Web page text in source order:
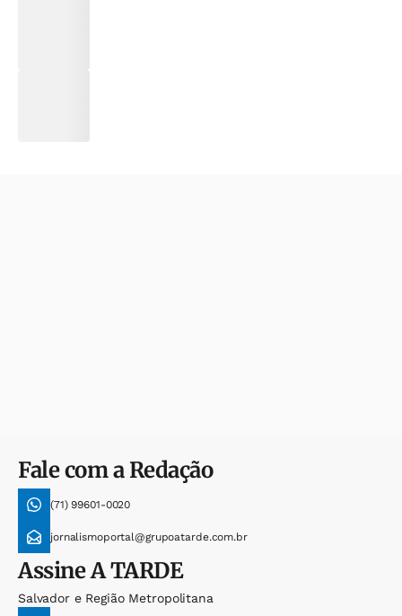
Fale com a Redação
(71) 99601-0020
jornalismoportal@grupoatarde.com.br
AssineA TARDE
Salvador e Região Metropolitana